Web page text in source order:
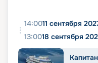
14:0011 сентября
13:0018 сентября